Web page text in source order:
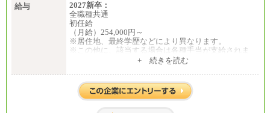
給与
2027新卒：
全職種共通
初任給
（月給）254,000円～
※居住地、最終学歴などにより異なります。
※この他に、該当する場合は各種手当が支給されま
中途：
全職種共通
+ 続きを読む